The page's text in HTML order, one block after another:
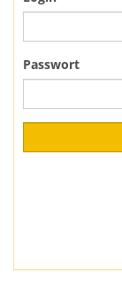
Passwort